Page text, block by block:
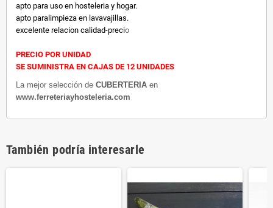
apto para uso en hosteleria y hogar.
apto paralimpieza en lavavajillas.
excelente relacion calidad-precio
PRECIO POR UNIDAD
SE SUMINISTRA EN CAJAS DE 12 UNIDADES
La mejor selección de CUBERTERIA en
www.ferreteriayhosteleria.com
También podría interesarle